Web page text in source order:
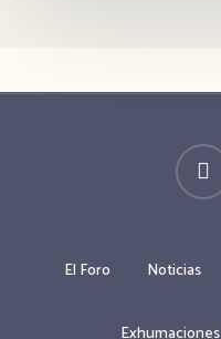
la
Histórica
twitter
El Foro Noticias
Exhumaciones